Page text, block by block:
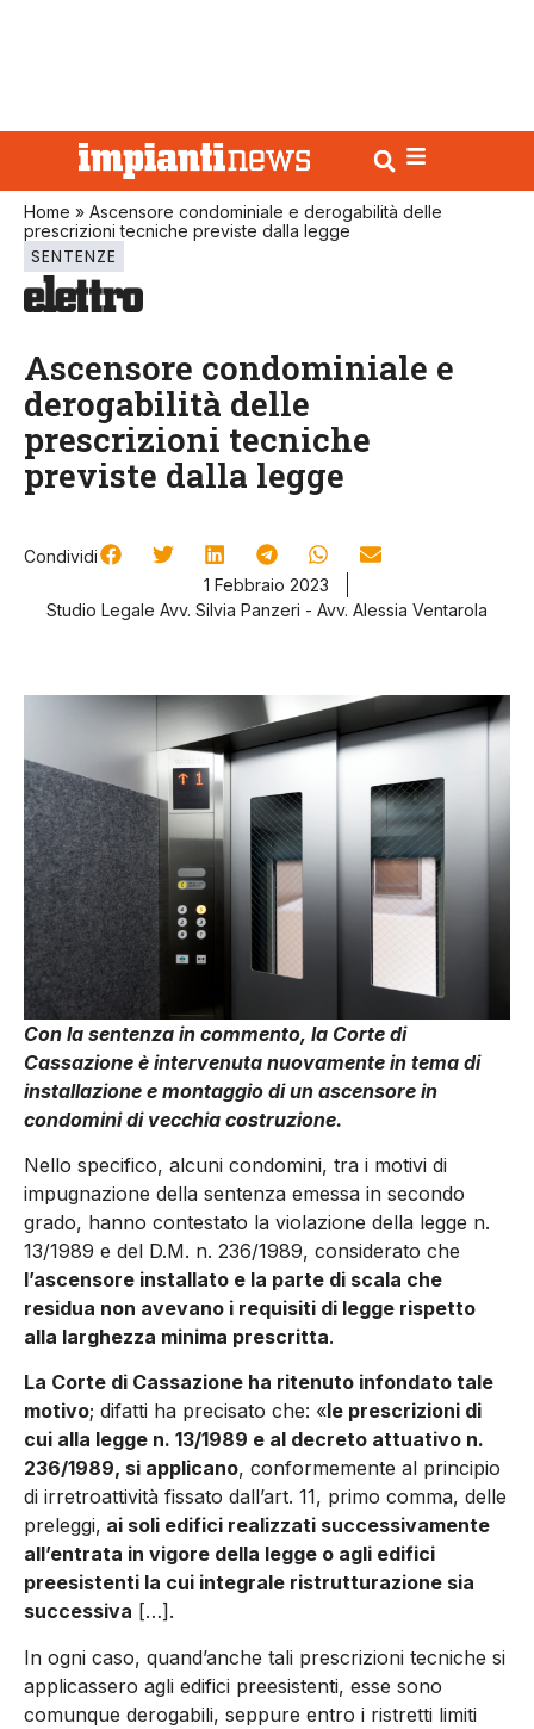
Home » Ascensore condominiale e derogabilità delle
prescrizioni tecniche previste dalla legge
SENTENZE
Ascensore condominiale e
derogabilità delle
prescrizioni tecniche
previste dalla legge
Condividi
1 Febbraio 2023
Studio Legale Avv. Silvia Panzeri - Avv. Alessia Ventarola
Con la sentenza in commento, la Corte di
Cassazione è intervenuta nuovamente in tema di
installazione e montaggio di un ascensore in
condomini di vecchia costruzione.
Nello specifico, alcuni condomini, tra i motivi di
impugnazione della sentenza emessa in secondo
grado, hanno contestato la violazione della legge n.
13/1989 e del D.M. n. 236/1989, considerato che
l’ascensore installato e la parte di scala che
residua non avevano i requisiti di legge rispetto
alla larghezza minima prescritta.
La Corte di Cassazione ha ritenuto infondato tale
motivo; difatti ha precisato che: «le prescrizioni di
cui alla legge n. 13/1989 e al decreto attuativo n.
236/1989, si applicano, conformemente al principio
di irretroattività fissato dall’art. 11, primo comma, delle
preleggi, ai soli edifici realizzati successivamente
all’entrata in vigore della legge o agli edifici
preesistenti la cui integrale ristrutturazione sia
successiva […].
In ogni caso, quand’anche tali prescrizioni tecniche si
applicassero agli edifici preesistenti, esse sono
comunque derogabili, seppure entro i ristretti limiti